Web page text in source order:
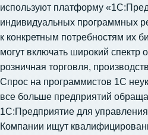
используют платформу
индивидуальных программных
к конкретным потребностям их
могут включать широкий спектр
розничная торговля,
Спрос на программистов 1С
все больше предприятий
1С:Предприятие для
Компании ищут